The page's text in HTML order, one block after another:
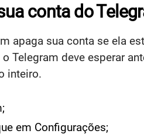
conta do
apaga sua conta se ela
Telegram deve esperar
inteiro.
em Configurações;